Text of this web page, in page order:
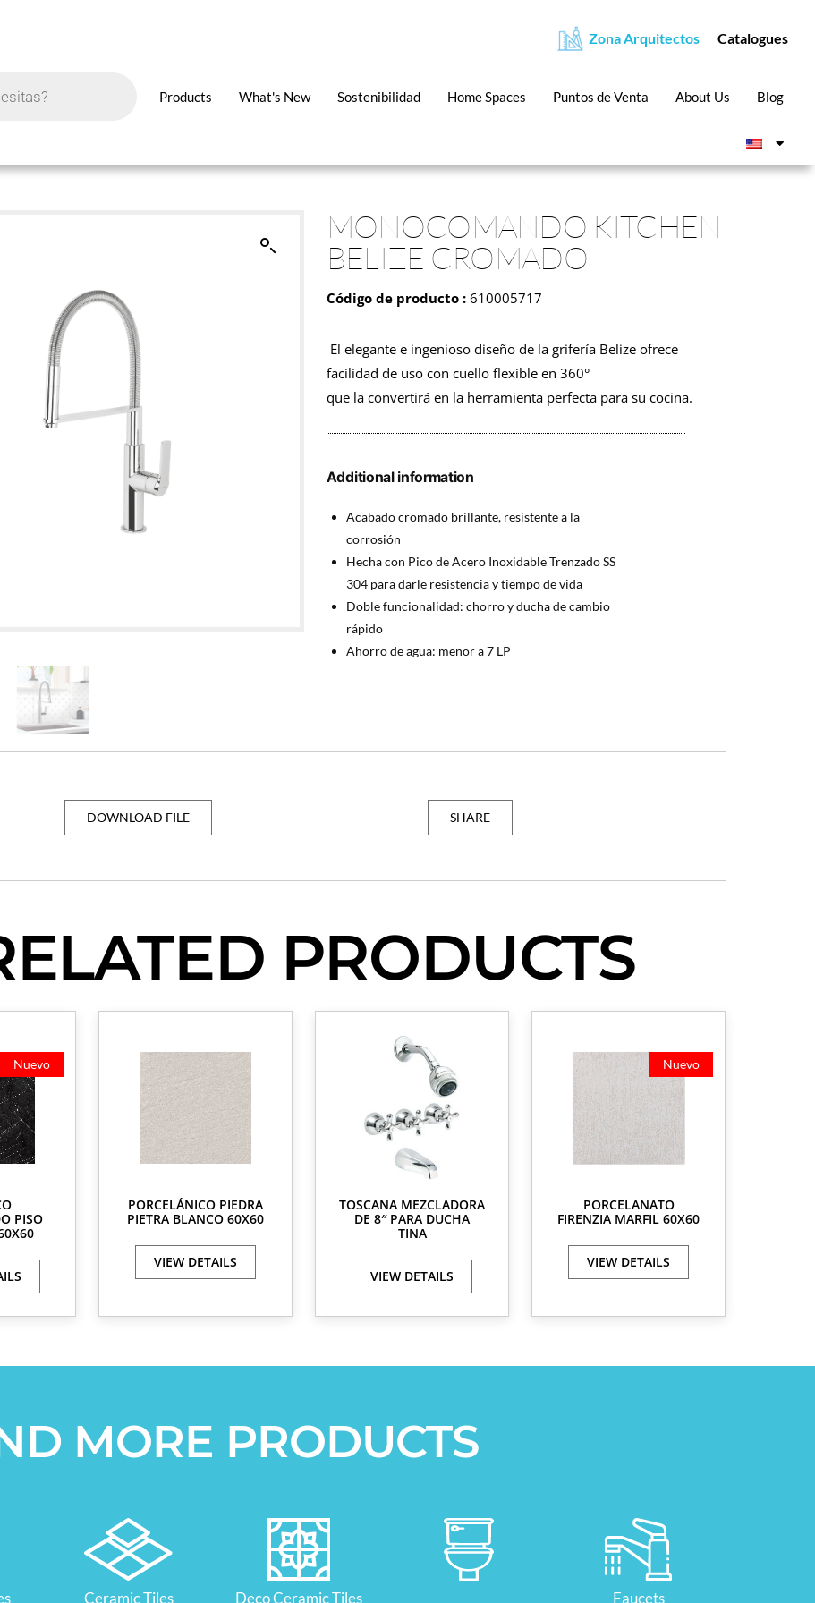
Zona Arquitectos Catalogues
Products What's New Sostenibilidad Home Spaces Puntos de Venta About Us Blog
MONOCOMANDO KITCHEN
BELIZE CROMADO
Código de producto : 610005717
El elegante e ingenioso diseño de la grifería Belize ofrece
facilidad de uso con cuello flexible en 360°
que la convertirá en la herramienta perfecta para su cocina.
Additional information
Acabado cromado brillante, resistente a la
corrosión
Hecha con Pico de Acero Inoxidable Trenzado SS
304 para darle resistencia y tiempo de vida
Doble funcionalidad: chorro y ducha de cambio
rápido
Ahorro de agua: menor a 7 LP
DOWNLOAD FILE SHARE
PRODUCTS
Nuevo
PISO
PORCELÁNICO PIEDRA
PIETRA BLANCO 60X60
VIEW DETAILS
TOSCANA MEZCLADORA
DE 8″ PARA DUCHA
TINA
VIEW DETAILS
Nuevo
PORCELANATO
FIRENZIA MARFIL 60X60
VIEW DETAILS
MORE PRODUCTS
Ceramic Tiles Deco Ceramic Tiles Faucets